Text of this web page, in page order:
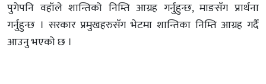
पुगेपनि वहाँले शान्तिको निम्ति आग्रह गर्नुहुन्छ, माङसँग प्रार्थना
गर्नुहुन्छ । सरकार प्रमुखहरुसँग भेटमा शान्तिका निम्ति आग्रह गर्दै
आउनु भएको छ ।